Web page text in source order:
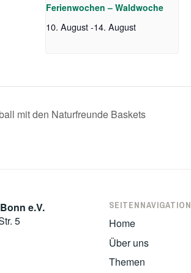
Ferienwochen – Waldwoche
10. August-14. August
mit den Naturfreunde Baskets
e.V.
5
SEITENNAVIGATION
Home
Über uns
Themen